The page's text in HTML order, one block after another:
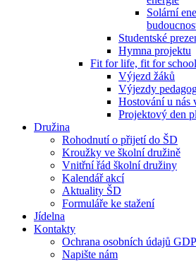
Solární
Studentské
Hymna projektu
Fit for life, fit for school
Výjezd žáků
Výjezdy
Hostování u nás
Projektový den
Družina
Rohodnutí o přijetí do ŠD
Kroužky ve školní družině
Vnitřní řád školní družiny
Kalendář akcí
Aktuality ŠD
Formuláře ke stažení
Jídelna
Kontakty
Ochrana osobních údajů
Napište nám